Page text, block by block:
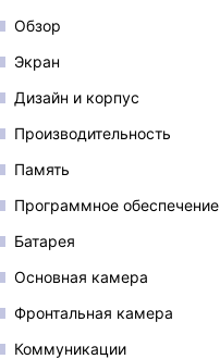
Обзор
Экран
Дизайн и корпус
Производительность
Память
Программное обеспечение
Батарея
Основная камера
Фронтальная камера
Коммуникации